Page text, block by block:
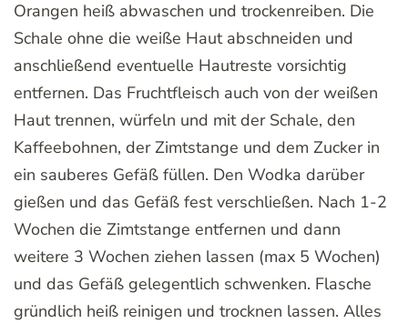
Orangen heiß abwaschen und trockenreiben. Die
Schale ohne die weiße Haut abschneiden und
anschließend eventuelle Hautreste vorsichtig
entfernen. Das Fruchtfleisch auch von der weißen
Haut trennen, würfeln und mit der Schale, den
Kaffeebohnen, der Zimtstange und dem Zucker in
ein sauberes Gefäß füllen. Den Wodka darüber
gießen und das Gefäß fest verschließen. Nach 1-2
Wochen die Zimtstange entfernen und dann
weitere 3 Wochen ziehen lassen (max 5 Wochen)
und das Gefäß gelegentlich schwenken. Flasche
gründlich heiß reinigen und trocknen lassen. Alles